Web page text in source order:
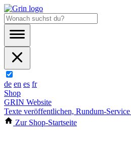
de en es fr
Shop
GRIN Website
Texte veröffentlichen, Rundum-Service
Zur Shop-Startseite